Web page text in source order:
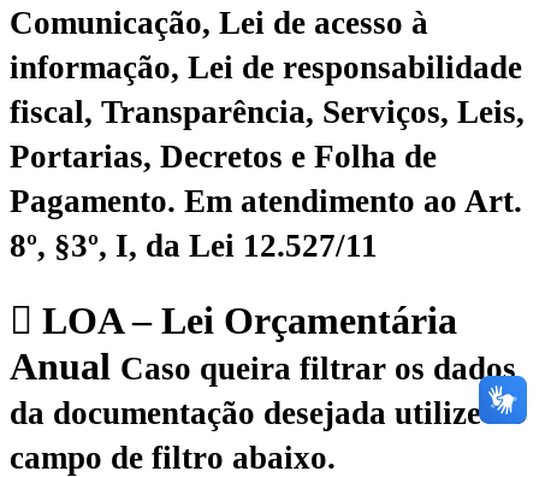
Comunicação, Lei de acesso à
informação, Lei de responsabilidade
fiscal, Transparência, Serviços, Leis,
Portarias, Decretos e Folha de
Pagamento. Em atendimento ao Art.
8º, §3º, I, da Lei 12.527/11
LOA – Lei Orçamentária
Anual Caso queira filtrar os dados
da documentação desejada utilize o
campo de filtro abaixo.